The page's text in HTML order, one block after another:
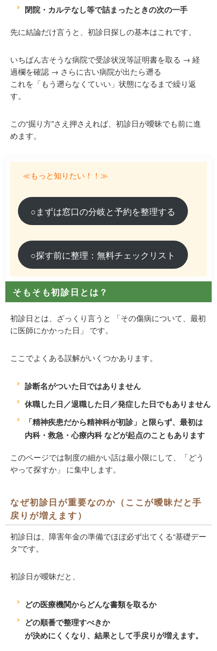
閉院・カルテなし等で詰まったときの次の一手
先に結論だけ言うと、初診日探しの基本はこれです。
いちばん古そうな病院で受診状況等証明書を取る → 経
過欄を確認 → さらに古い病院が出たら遡る
これを「もう遡らなくていい」状態になるまで繰り返
す。
この“掘り方”さえ押さえれば、初診日が曖昧でも前に進
めます。
≪もっと知りたい！！≫
○まずは窓口の分岐と予約を整理する
○探す前に整理：無料チェックリスト
そもそも初診日とは？
初診日とは、ざっくり言うと
「その傷病について、最初
に医師にかかった日」
です。
ここでよくある誤解がいくつかあります。
診断名がついた日ではありません
休職した日／退職した日／発症した日でもありません
「精神疾患だから精神科が初診」と限らず、最初は
内科・救急・心療内科などが起点のこともあります
このページでは制度の細かい話は最小限にして、
「どう
やって探すか」
に集中します。
なぜ初診日が重要なのか（ここが曖昧だと手
戻りが増えます）
初診日は、障害年金の準備でほぼ必ず出てくる“基礎デー
タ”です。
初診日が曖昧だと、
どの医療機関からどんな書類を取るか
どの順番で整理すべきか
が決めにくくなり、結果として手戻りが増えます。